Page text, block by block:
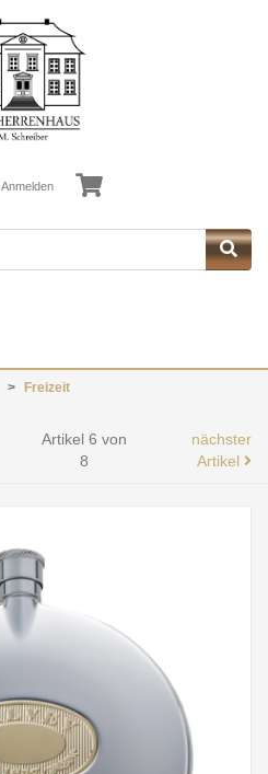
Anmelden
Freizeit
Artikel 6 von
8
nächster
Artikel